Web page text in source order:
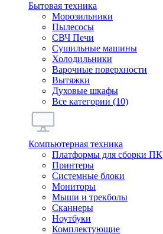
Бытовая техника
Морозильники
Пылесосы
СВЧ Печи
Сушильные машины
Холодильники
Варочные поверхности
Вытяжки
Духовые шкафы
Все категории (10)
Компьютерная техника
Платформы для сборки ПК
Принтеры
Системные блоки
Мониторы
Мыши и трекболы
Сканнеры
Ноутбуки
Комплектующие